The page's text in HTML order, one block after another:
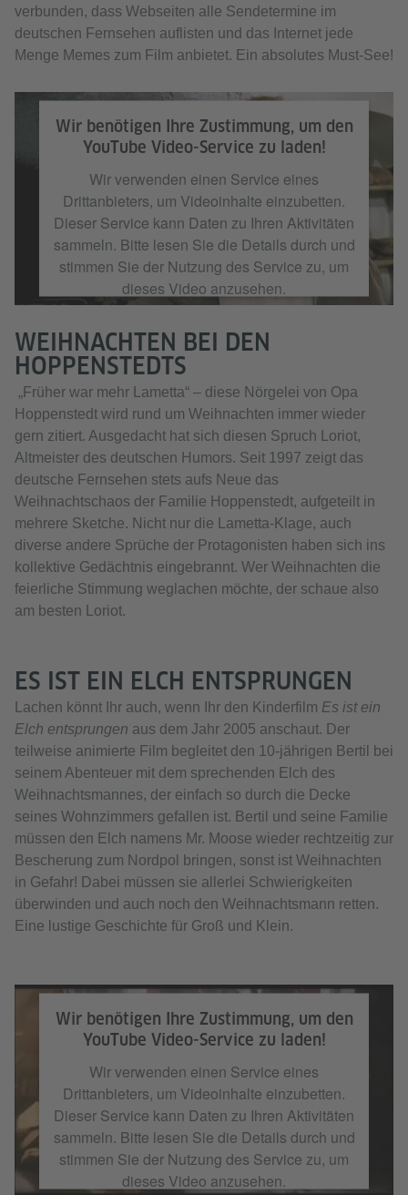
verbunden, dass Webseiten alle Sendetermine im
deutschen Fernsehen auflisten und das Internet jede
Menge Memes zum Film anbietet. Ein absolutes Must-See!
Wir benötigen Ihre Zustimmung, um den
YouTube Video-Service zu laden!
Wir verwenden einen Service eines
Drittanbieters, um Videoinhalte einzubetten.
Dieser Service kann Daten zu Ihren Aktivitäten
sammeln. Bitte lesen Sie die Details durch und
stimmen Sie der Nutzung des Service zu, um
dieses Video anzusehen.
Mehr Informationen
Akzeptieren
WEIHNACHTEN BEI DEN
HOPPENSTEDTS
„Früher war mehr Lametta“ – diese Nörgelei von Opa
Hoppenstedt wird rund um Weihnachten immer wieder
gern zitiert. Ausgedacht hat sich diesen Spruch Loriot,
Altmeister des deutschen Humors. Seit 1997 zeigt das
deutsche Fernsehen stets aufs Neue das
Weihnachtschaos der Familie Hoppenstedt, aufgeteilt in
mehrere Sketche. Nicht nur die Lametta-Klage, auch
diverse andere Sprüche der Protagonisten haben sich ins
kollektive Gedächtnis eingebrannt. Wer Weihnachten die
feierliche Stimmung weglachen möchte, der schaue also
am besten Loriot.
ES IST EIN ELCH ENTSPRUNGEN
Lachen könnt Ihr auch, wenn Ihr den Kinderfilm Es ist ein
Elch entsprungen aus dem Jahr 2005 anschaut. Der
teilweise animierte Film begleitet den 10-jährigen Bertil bei
seinem Abenteuer mit dem sprechenden Elch des
Weihnachtsmannes, der einfach so durch die Decke
seines Wohnzimmers gefallen ist. Bertil und seine Familie
müssen den Elch namens Mr. Moose wieder rechtzeitig zur
Bescherung zum Nordpol bringen, sonst ist Weihnachten
in Gefahr! Dabei müssen sie allerlei Schwierigkeiten
überwinden und auch noch den Weihnachtsmann retten.
Eine lustige Geschichte für Groß und Klein.
Wir benötigen Ihre Zustimmung, um den
YouTube Video-Service zu laden!
Wir verwenden einen Service eines
Drittanbieters, um Videoinhalte einzubetten.
Dieser Service kann Daten zu Ihren Aktivitäten
sammeln. Bitte lesen Sie die Details durch und
stimmen Sie der Nutzung des Service zu, um
dieses Video anzusehen.